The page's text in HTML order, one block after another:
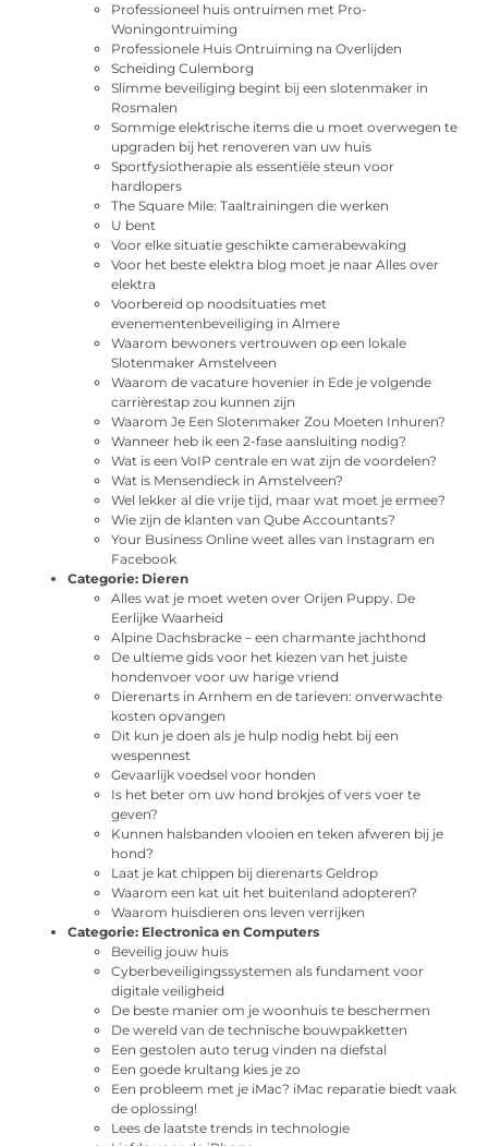
Professioneel huis ontruimen met Pro-
Woningontruiming
Professionele Huis Ontruiming na Overlijden
Scheiding Culemborg
Slimme beveiliging begint bij een slotenmaker in
Rosmalen
Sommige elektrische items die u moet overwegen te
upgraden bij het renoveren van uw huis
Sportfysiotherapie als essentiële steun voor
hardlopers
The Square Mile: Taaltrainingen die werken
U bent
Voor elke situatie geschikte camerabewaking
Voor het beste elektra blog moet je naar Alles over
elektra
Voorbereid op noodsituaties met
evenementenbeveiliging in Almere
Waarom bewoners vertrouwen op een lokale
Slotenmaker Amstelveen
Waarom de vacature hovenier in Ede je volgende
carrièrestap zou kunnen zijn
Waarom Je Een Slotenmaker Zou Moeten Inhuren?
Wanneer heb ik een 2-fase aansluiting nodig?
Wat is een VoIP centrale en wat zijn de voordelen?
Wat is Mensendieck in Amstelveen?
Wel lekker al die vrije tijd, maar wat moet je ermee?
Wie zijn de klanten van Qube Accountants?
Your Business Online weet alles van Instagram en
Facebook
Categorie: Dieren
Alles wat je moet weten over Orijen Puppy. De
Eerlijke Waarheid
Alpine Dachsbracke – een charmante jachthond
De ultieme gids voor het kiezen van het juiste
hondenvoer voor uw harige vriend
Dierenarts in Arnhem en de tarieven: onverwachte
kosten opvangen
Dit kun je doen als je hulp nodig hebt bij een
wespennest
Gevaarlijk voedsel voor honden
Is het beter om uw hond brokjes of vers voer te
geven?
Kunnen halsbanden vlooien en teken afweren bij je
hond?
Laat je kat chippen bij dierenarts Geldrop
Waarom een kat uit het buitenland adopteren?
Waarom huisdieren ons leven verrijken
Categorie: Electronica en Computers
Beveilig jouw huis
Cyberbeveiligingssystemen als fundament voor
digitale veiligheid
De beste manier om je woonhuis te beschermen
De wereld van de technische bouwpakketten
Een gestolen auto terug vinden na diefstal
Een goede krultang kies je zo
Een probleem met je iMac? iMac reparatie biedt vaak
de oplossing!
Lees de laatste trends in technologie